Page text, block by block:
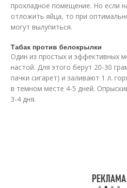
прохладное помещение. Но если
отложить яйца, то при
могут вылупиться.
Табак против белокрылки
Один из простых и эффективных
настой. Для этого берут 20-30
пачки сигарет) и заливают 1 л.
в темном месте 4-5 дней.
3-4 дня.